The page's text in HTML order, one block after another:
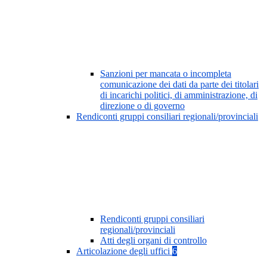
Sanzioni per mancata o incompleta
comunicazione dei dati da parte dei titolari
di incarichi politici, di amministrazione, di
direzione o di governo
Rendiconti gruppi consiliari regionali/provinciali
Rendiconti gruppi consiliari
regionali/provinciali
Atti degli organi di controllo
Articolazione degli uffici 6